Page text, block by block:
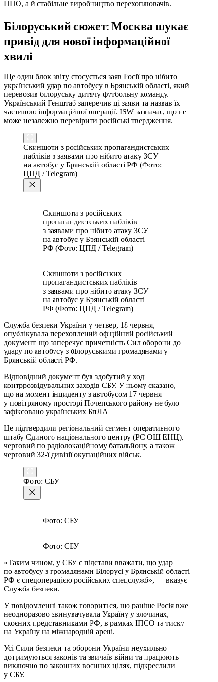
ППО, а й стабільне виробництво перехоплювачів.
Білоруський сюжет: Москва шукає
привід для нової інформаційної
хвилі
Ще один блок звіту стосується заяв Росії про нібито
український удар по автобусу в Брянській області, який
перевозив білоруську дитячу футбольну команду.
Український Генштаб заперечив ці заяви та назвав їх
частиною інформаційної операції. ISW зазначає, що не
може незалежно перевірити російські твердження.
Скиншоти з російських пропагандистських
пабліків з заявами про нібито атаку ЗСУ
на автобус у Брянській області РФ (Фото:
ЦПД / Telegram)
Скиншоти з російських
пропагандистських пабліків
з заявами про нібито атаку ЗСУ
на автобус у Брянській області
РФ (Фото: ЦПД / Telegram)
Скиншоти з російських
пропагандистських пабліків
з заявами про нібито атаку ЗСУ
на автобус у Брянській області
РФ (Фото: ЦПД / Telegram)
Служба безпеки України у четвер, 18 червня,
опублікувала перехоплений офіційний російський
документ, що заперечує причетність Сил оборони до
удару по автобусу з білоруськими громадянами у
Брянській області РФ.
Відповідний документ був здобутий у ході
контррозвідувальних заходів СБУ. У ньому сказано,
що на момент інциденту з автобусом 17 червня
у повітряному просторі Почепського району не було
зафіксовано українських БпЛА.
Це підтвердили регіональний сегмент оперативного
штабу Єдиного національного центру (РС ОШ ЕНЦ),
черговий по радіолокаційному батальйону, а також
черговий 32-ї дивізії окупаційних військ.
Фото: СБУ
Фото: СБУ
Фото: СБУ
«Таким чином, у СБУ є підстави вважати, що удар
по автобусу з громадянами Білорусі у Брянській області
РФ є спецоперацією російських спецслужб», — вказує
Служба безпеки.
У повідомленні також говориться, що раніше Росія вже
неодноразово звинувачувала Україну у злочинах,
скоєних представниками РФ, в рамках ІПСО та тиску
на Україну на міжнародній арені.
Усі Сили безпеки та оборони України неухильно
дотримуються законів та звичаїв війни та працюють
виключно по законних воєнних цілях, підкреслили
у СБУ.